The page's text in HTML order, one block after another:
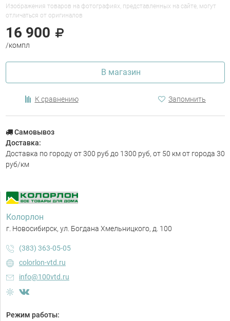
Изображения товаров на фотографиях, представленных на сайте, могут
отличаться от оригиналов
16 900
/компл
В магазин
К сравнению Запомнить
Самовывоз
Доставка:
Доставка по городу от 300 руб до 1300 руб, от 50 км от города 30
руб/км
Колорлон
г. Новосибирск, ул. Богдана Хмельницкого, д. 100
(383) 363-05-05
colorlon-vtd.ru
info@100vtd.ru
Режим работы: